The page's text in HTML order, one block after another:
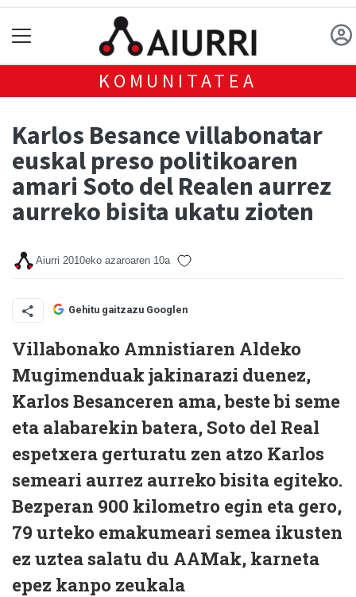
KOMUNITATEA
Karlos Besance villabonatar
euskal preso politikoaren
amari Soto del Realen aurrez
aurreko bisita ukatu zioten
Aiurri 2010eko azaroaren 10a
Gehitu gaitzazu Googlen
Villabonako Amnistiaren Aldeko
Mugimenduak jakinarazi duenez,
Karlos Besanceren ama, beste bi seme
eta alabarekin batera, Soto del Real
espetxera gerturatu zen atzo Karlos
semeari aurrez aurreko bisita egiteko.
Bezperan 900 kilometro egin eta gero,
79 urteko emakumeari semea ikusten
ez uztea salatu du AAMak, karneta
epez kanpo zeukala